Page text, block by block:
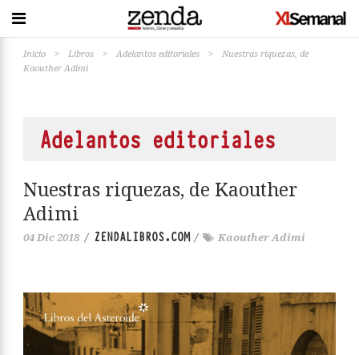
Inicio > Libros > Adelantos editoriales >
Nuestras riquezas, de
Kaouther Adimi
Adelantos editoriales
Nuestras riquezas, de Kaouther
Adimi
04 Dic 2018 / ZENDALIBROS.COM/ Kaouther Adimi